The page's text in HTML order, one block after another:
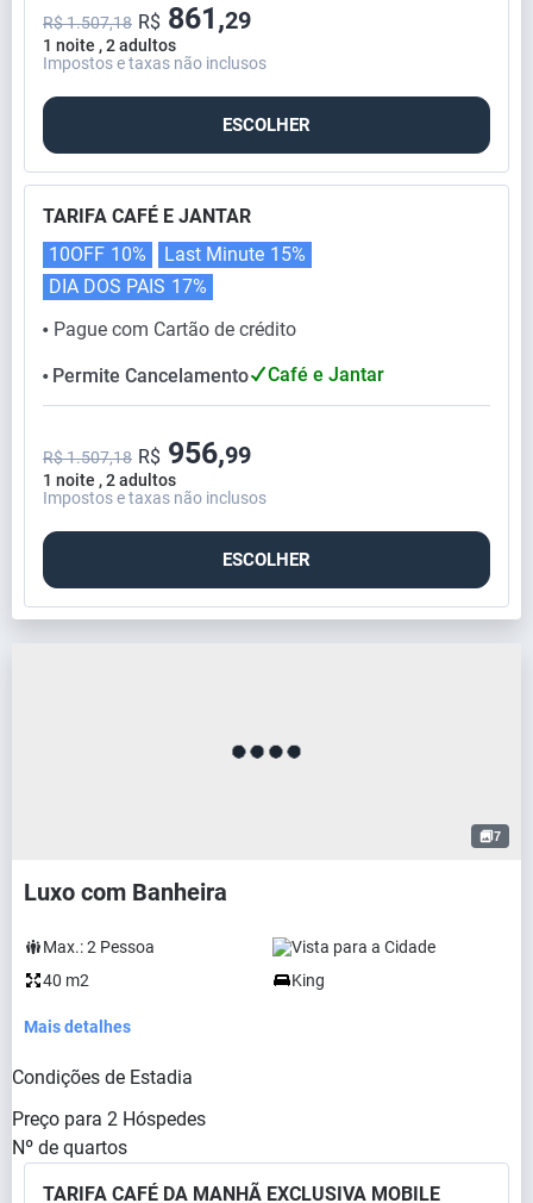
1 noite , 2 adultos
R$ 1.507,18 R$ 861,29
Impostos e taxas não inclusos
ESCOLHER
TARIFA CAFÉ E JANTAR
⬤ Pague com Cartão de crédito
10OFF 10% Last Minute 15%
DIA DOS PAIS 17%
⬤ Permite Cancelamento Café e Jantar
1 noite , 2 adultos
R$ 1.507,18 R$ 956,99
Impostos e taxas não inclusos
ESCOLHER
7
Luxo com Banheira
Max.:2 Pessoa
Vista para a Cidade
40 m2
King
Mais detalhes
Condições de Estadia
Preço para 2 Hóspedes
Nº de quartos
TARIFA CAFÉ DA MANHÃ EXCLUSIVA MOBILE